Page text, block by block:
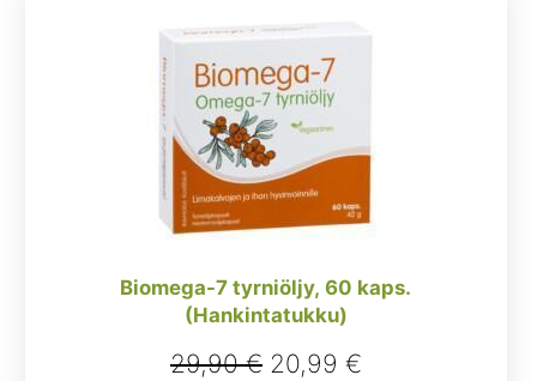
Biomega-7 tyrniöljy, 60 kaps.
(Hankintatukku)
29,90€ Alkuperäinen
20,99 €Nykyinen